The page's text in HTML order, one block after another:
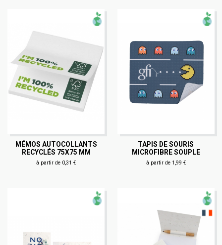
MÉMOS AUTOCOLLANTS
RECYCLÉS 75X75 MM
à partir de 0,31 €
TAPIS DE SOURIS
MICROFIBRE SOUPLE
à partir de 1,99 €